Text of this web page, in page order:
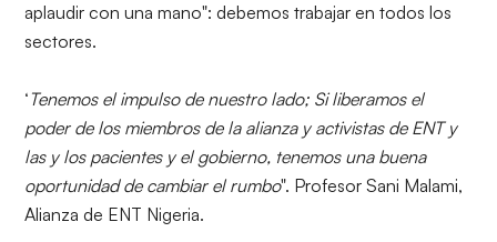
aplaudir con una mano": debemos trabajar en todos los
sectores.
‘ Tenemos el impulso de nuestro lado; Si liberamos el
poder de los miembros de la alianza y activistas de ENT y
las y los pacientes y el gobierno, tenemos una buena
oportunidad de cambiar el rumbo". Profesor Sani Malami,
Alianza de ENT Nigeria.